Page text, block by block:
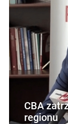
CBA
regionu